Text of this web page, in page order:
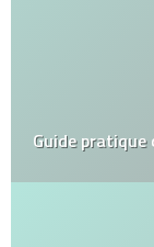
Guide pratique